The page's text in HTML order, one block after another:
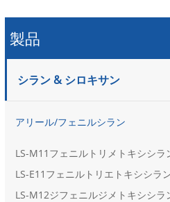
製品
シラン & シロキサン
アリール/フェニルシラン
LS-M11フェニルトリメトキシシラ
LS-E11フェニルトリエトキシシラ
LS-M12ジフェニルジメトキシシラ